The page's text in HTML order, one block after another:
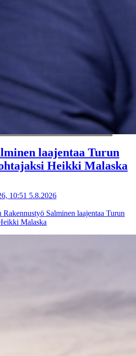
laajentaa Turun
Heikki Malaska
10:51 5.8.2026
Salminen laajentaa Turun
Malaska